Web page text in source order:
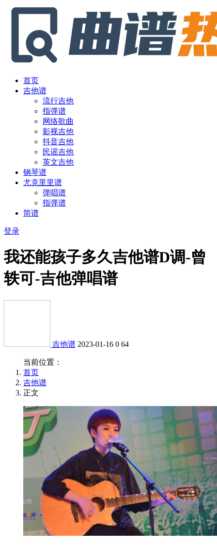
首页
吉他谱
流行吉他
指弹谱
网络歌曲
影视吉他
抖音吉他
民谣吉他
英文吉他
钢琴谱
尤克里里谱
弹唱谱
指弹谱
简谱
登录
我还能孩子多久吉他谱D调-曾
轶可-吉他弹唱谱
吉他谱 2023-01-16 0 64
当前位置：
首页
吉他谱
正文